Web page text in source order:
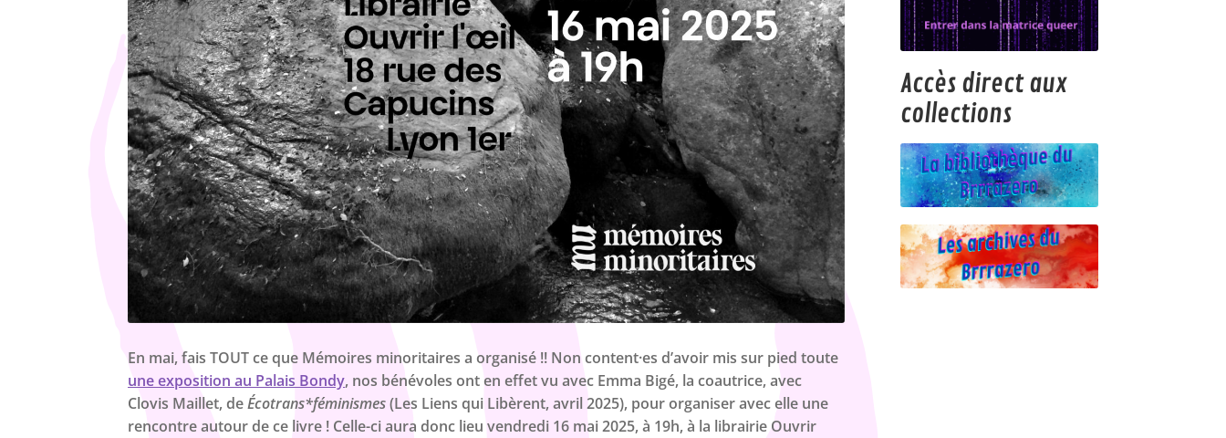
En mai, fais TOUT ce que Mémoires minoritaires a organisé !! Non content·es d’avoir mis sur pied toute
une exposition au Palais Bondy, nos bénévoles ont en effet vu avec Emma Bigé, la coautrice, avec
Clovis Maillet, deÉcotrans*féminismes(Les Liens qui Libèrent, avril 2025), pour organiser avec elle une
rencontre autour de ce livre ! Celle-ci aura donc lieu vendredi 16 mai 2025, à 19h, à la librairie Ouvrir
Accès direct aux
collections